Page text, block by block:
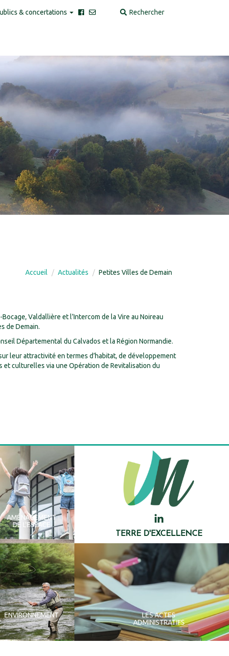
& concertations
Accueil Actualités Petites Villes de Demain
Valdallière et l’Intercom de la Vire au Noireau
de Demain.
Départemental du Calvados et la Région Normandie.
leur attractivité en termes d’habitat, de développement
et culturelles via une Opération de Revitalisation du
AMÉNAGEMENT
DE L'ESPACE
TERRE D'EXCELLENCE
ENVIRONNEMENT
LES ACTES
ADMINISTRATIFS